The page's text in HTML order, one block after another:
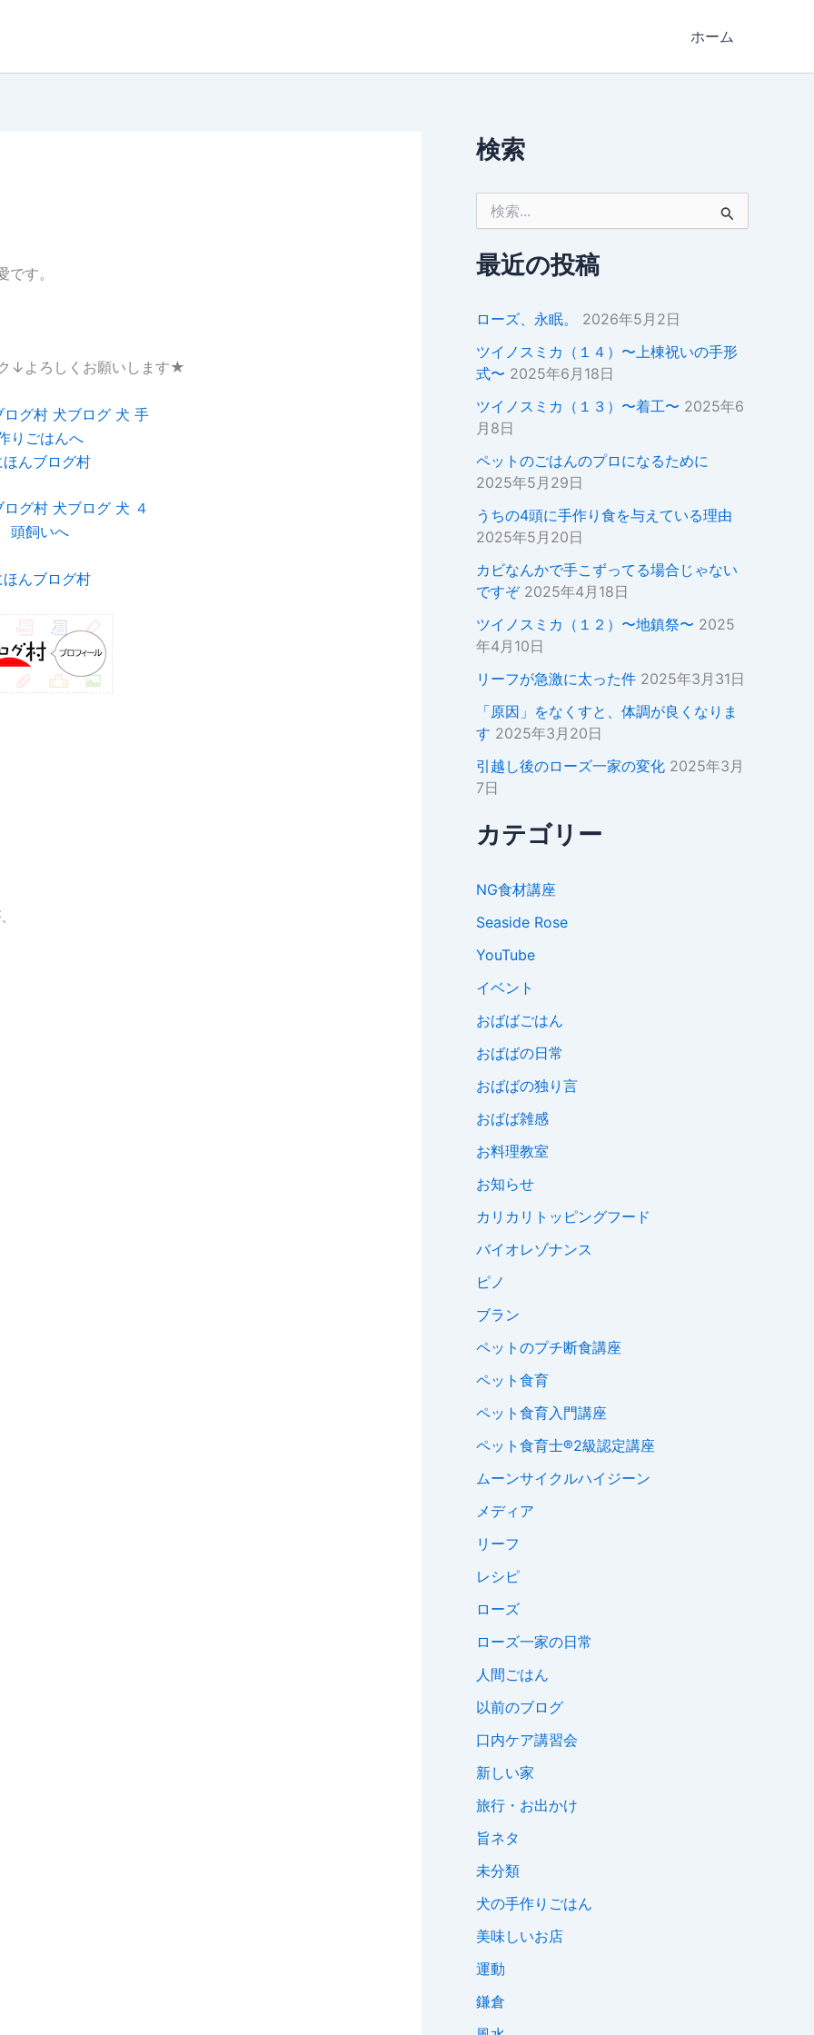
ホーム
す。
↓よろしくお願いします★
ほんブログ村
ほんブログ村
検索
象
:最近の投稿
ローズ、永眠。
2026年5月2日
ツイノスミカ（１４）〜上棟祝いの手形
式〜 2025年6月18日
ツイノスミカ（１３）〜着工〜 2025年6
月8日
ペットのごはんのプロになるために
2025年5月29日
うちの4頭に手作り食を与えている理由
2025年5月20日
カビなんかで手こずってる場合じゃない
ですぞ 2025年4月18日
ツイノスミカ（１２）〜地鎮祭〜 2025
年4月10日
リーフが急激に太った件 2025年3月31日
「原因」をなくすと、体調が良くなりま
す 2025年3月20日
引越し後のローズ一家の変化 2025年3月
7日
カテゴリー
NG食材講座
Seaside Rose
YouTube
イベント
おばばごはん
おばばの日常
おばばの独り言
おばば雑感
お料理教室
お知らせ
カリカリトッピングフード
バイオレゾナンス
ピノ
ブラン
ペットのプチ断食講座
ペット食育
ペット食育入門講座
ペット食育士®︎2級認定講座
ムーンサイクルハイジーン
メディア
リーフ
レシピ
ローズ
ローズ一家の日常
人間ごはん
以前のブログ
口内ケア講習会
新しい家
旅行・お出かけ
旨ネタ
未分類
犬の手作りごはん
美味しいお店
運動
鎌倉